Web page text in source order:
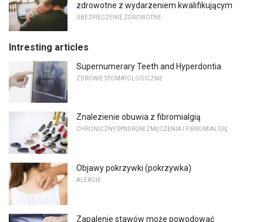
zdrowotne z wydarzeniem kwalifikującym
UBEZPIECZENIE ZDROWOTNE
Intresting articles
Supernumerary Teeth and Hyperdontia
ZDROWIE STOMATOLOGICZNE
Znalezienie obuwia z fibromialgią
CHRONICZNY SYNDROM ZMĘCZENIA I FIBROMIALGIĘ
Objawy pokrzywki (pokrzywka)
ALERGIE
Zapalenie stawów może powodować